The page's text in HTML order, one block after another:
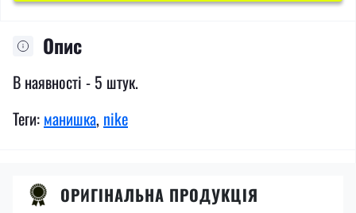
Опис
В наявності - 5 штук.
Теги: манишка, nike
ОРИГІНАЛЬНА ПРОДУКЦІЯ